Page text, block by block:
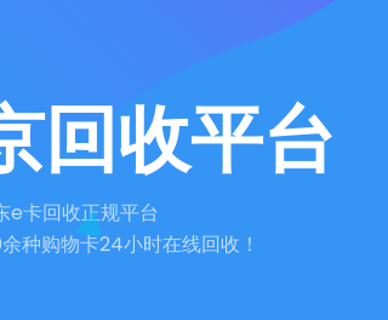
回收平台
e卡回收正规平台
种购物卡24小时在线回收！